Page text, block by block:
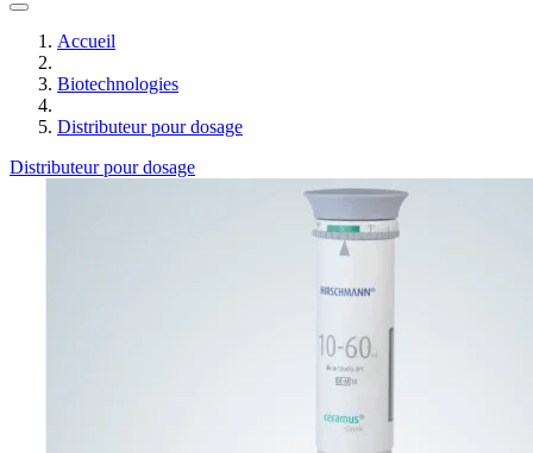
Accueil
Biotechnologies
Distributeur pour dosage
Distributeur pour dosage